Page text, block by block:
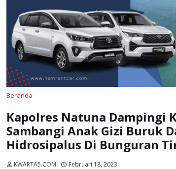
Beranda
Kapolres Natuna Dampingi
Sambangi Anak Gizi Buruk
Hidrosipalus Di Bunguran
KWARTA5.COM Februari 18, 2023